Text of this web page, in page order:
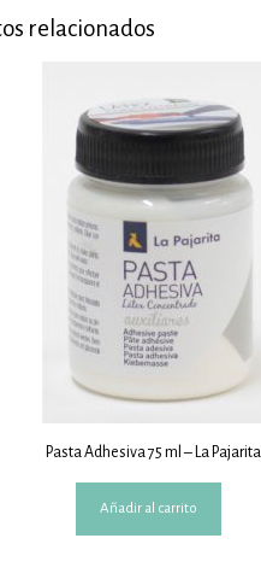
relacionados
Pasta Adhesiva 75 ml – La Pajarita
Añadir al carrito